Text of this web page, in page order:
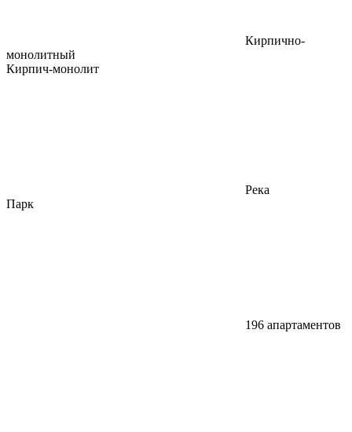
Кирпично-
монолитный
Кирпич-монолит
Река
Парк
196 апартаментов